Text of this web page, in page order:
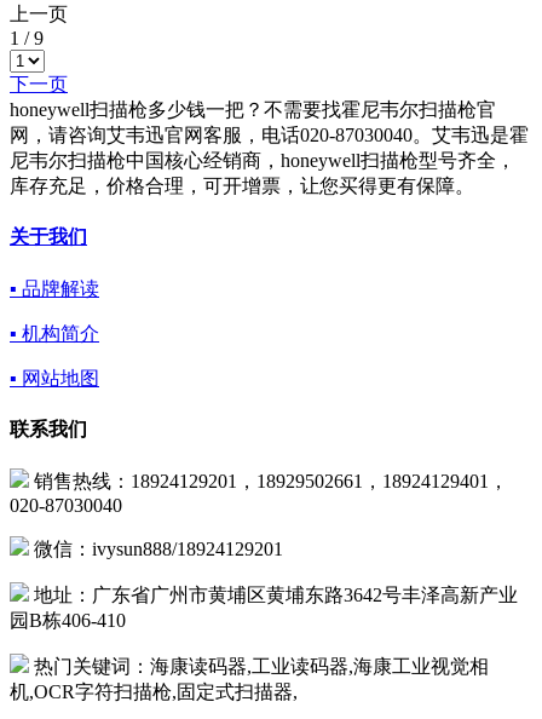
上一页
1 /9
下一页
honeywell扫描枪多少钱一把？不需要找霍尼韦尔扫描枪官
网，请咨询艾韦迅官网客服，电话020-87030040。艾韦迅是霍
尼韦尔扫描枪中国核心经销商，honeywell扫描枪型号齐全，
库存充足，价格合理，可开增票，让您买得更有保障。
关于我们
▪ 品牌解读
▪ 机构简介
▪ 网站地图
联系我们
销售热线：18924129201，18929502661，18924129401，
020-87030040
微信：ivysun888/18924129201
地址：广东省广州市黄埔区黄埔东路3642号丰泽高新产业
园B栋406-410
热门关键词：海康读码器,工业读码器,海康工业视觉相
机,OCR字符扫描枪,固定式扫描器,